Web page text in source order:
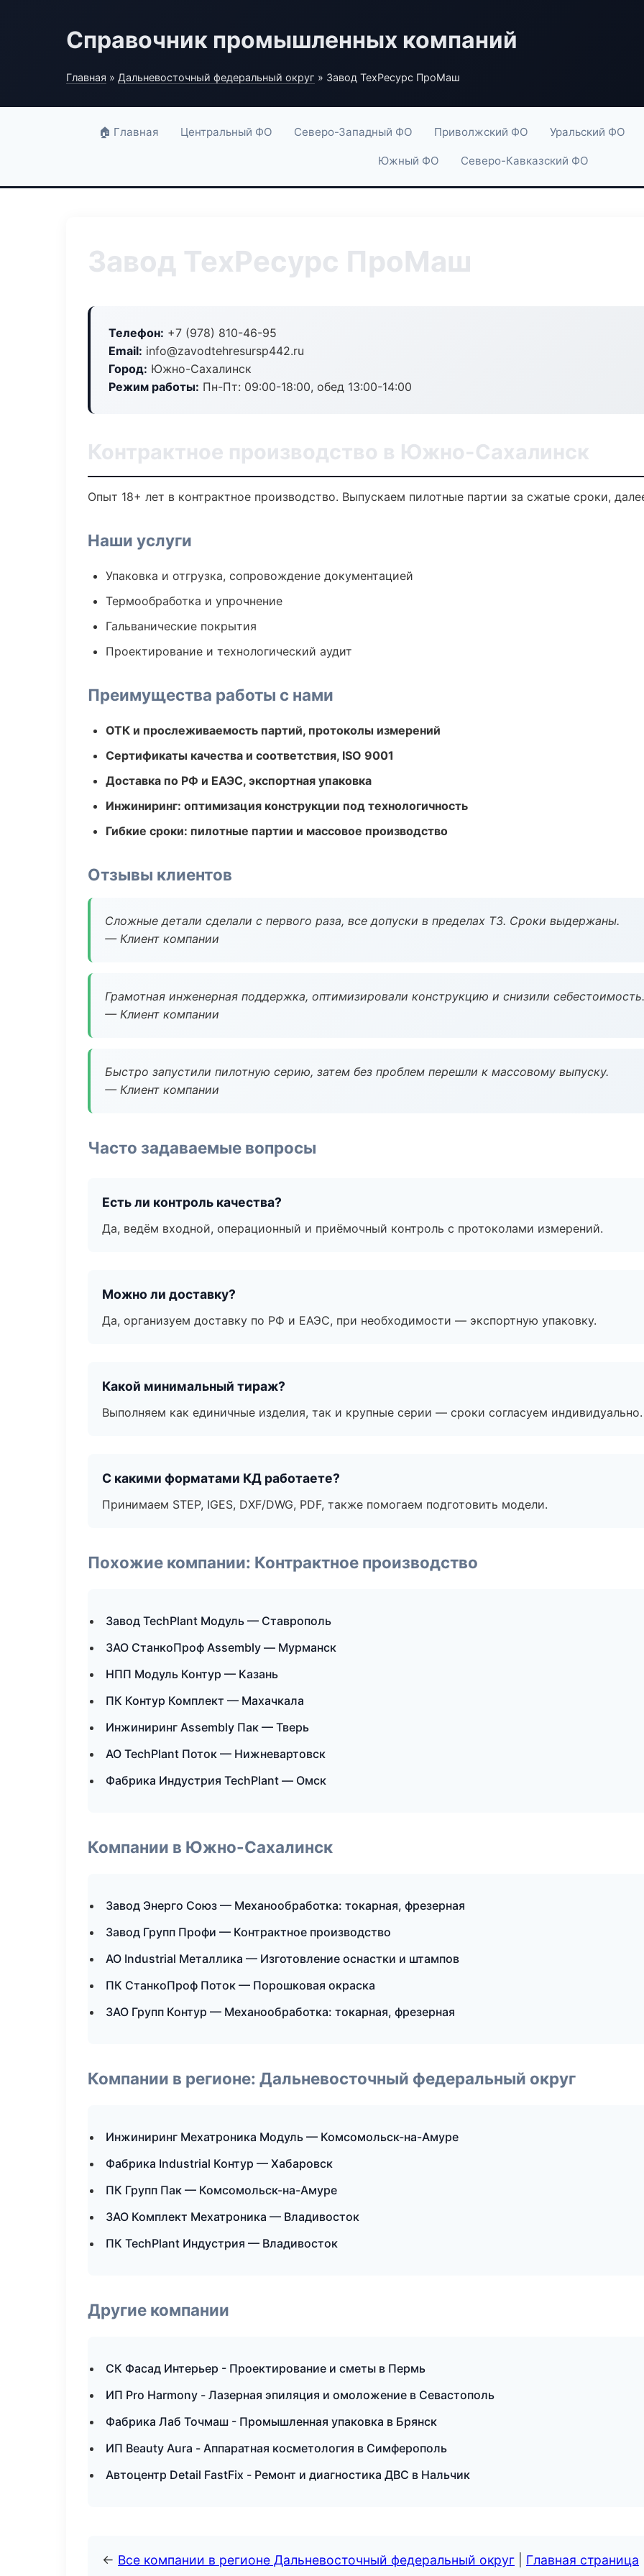
Справочник промышленных компаний
Главная » Дальневосточный федеральный округ » Завод ТехРесурс ПроМаш
🏠 Главная Центральный ФО Северо-Западный ФО Приволжский ФО Уральский ФО
Южный ФО Северо-Кавказский ФО
Завод ТехРесурс ПроМаш
Телефон: +7 (978) 810-46-95
Email: info@zavodtehresursp442.ru
Город: Южно-Сахалинск
Режим работы: Пн-Пт: 09:00-18:00, обед 13:00-14:00
Контрактное производство в Южно-Сахалинск
Опыт 18+ лет в контрактное производство. Выпускаем пилотные партии за сжатые сроки,
Наши услуги
Упаковка и отгрузка, сопровождение документацией
Термообработка и упрочнение
Гальванические покрытия
Проектирование и технологический аудит
Преимущества работы с нами
ОТК и прослеживаемость партий, протоколы измерений
Сертификаты качества и соответствия, ISO 9001
Доставка по РФ и ЕАЭС, экспортная упаковка
Инжиниринг: оптимизация конструкции под технологичность
Гибкие сроки: пилотные партии и массовое производство
Отзывы клиентов
Сложные детали сделали с первого раза, все допуски в пределах ТЗ. Сроки выдержаны.
— Клиент компании
Грамотная инженерная поддержка, оптимизировали конструкцию и снизили себестоимость.
— Клиент компании
Быстро запустили пилотную серию, затем без проблем перешли к массовому выпуску.
— Клиент компании
Часто задаваемые вопросы
Есть ли контроль качества?
Да, ведём входной, операционный и приёмочный контроль с протоколами измерений.
Можно ли доставку?
Да, организуем доставку по РФ и ЕАЭС, при необходимости — экспортную упаковку.
Какой минимальный тираж?
Выполняем как единичные изделия, так и крупные серии — сроки согласуем индивидуально.
С какими форматами КД работаете?
Принимаем STEP, IGES, DXF/DWG, PDF, также помогаем подготовить модели.
Похожие компании: Контрактное производство
Завод TechPlant Модуль — Ставрополь
ЗАО СтанкоПроф Assembly — Мурманск
НПП Модуль Контур — Казань
ПК Контур Комплект — Махачкала
Инжиниринг Assembly Пак — Тверь
АО TechPlant Поток — Нижневартовск
Фабрика Индустрия TechPlant — Омск
Компании в Южно-Сахалинск
Завод Энерго Союз — Механообработка: токарная, фрезерная
Завод Групп Профи — Контрактное производство
АО Industrial Металлика — Изготовление оснастки и штампов
ПК СтанкоПроф Поток — Порошковая окраска
ЗАО Групп Контур — Механообработка: токарная, фрезерная
Компании в регионе: Дальневосточный федеральный округ
Инжиниринг Мехатроника Модуль — Комсомольск-на-Амуре
Фабрика Industrial Контур — Хабаровск
ПК Групп Пак — Комсомольск-на-Амуре
ЗАО Комплект Мехатроника — Владивосток
ПК TechPlant Индустрия — Владивосток
Другие компании
СК Фасад Интерьер - Проектирование и сметы в Пермь
ИП Pro Harmony - Лазерная эпиляция и омоложение в Севастополь
Фабрика Лаб Точмаш - Промышленная упаковка в Брянск
ИП Beauty Aura - Аппаратная косметология в Симферополь
Автоцентр Detail FastFix - Ремонт и диагностика ДВС в Нальчик
← Все компании в регионе Дальневосточный федеральный округ Главная страница